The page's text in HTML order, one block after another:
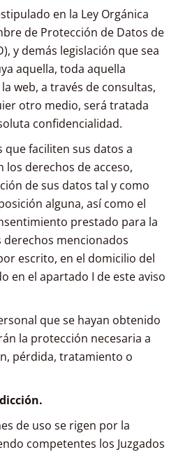
en la Ley Orgánica
de Protección de Datos de
y demás legislación que sea
aquella, toda aquella
web, a través de consultas,
otro medio, será tratada
confidencialidad.
faciliten sus datos a
derechos de acceso,
de sus datos tal y como
alguna, así como el
prestado para la
derechos mencionados
escrito, en el domicilio del
en el apartado I de este aviso
que se hayan obtenido
la protección necesaria a
pérdida, tratamiento o
de uso se rigen por la
competentes los Juzgados